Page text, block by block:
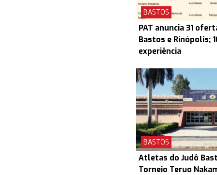
BASTOS
PAT anuncia 31
Bastos e Rinópolis;
experiência
BASTOS
Atletas do Judô
Torneio Teruo